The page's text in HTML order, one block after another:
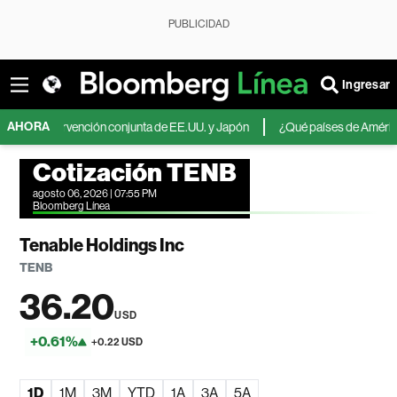
PUBLICIDAD
Ingresar
AHORA conjunta de EE.UU. y Japón ¿Qué países de América Latina
Cotización TENB
agosto 06, 2026 | 07:55 PM
Bloomberg Línea
Tenable Holdings Inc
TENB
36.20USD
+0.61% +0.22 USD
1D 1M 3M YTD 1A 3A 5A